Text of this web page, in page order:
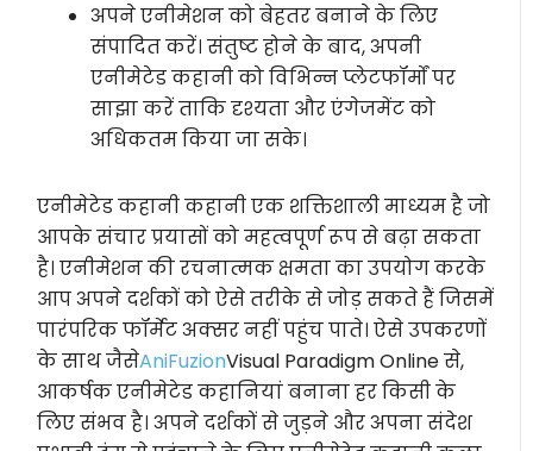
अपने एनीमेशन को बेहतर बनाने के लिए
संपादित करें। संतुष्ट होने के बाद, अपनी
एनीमेटेड कहानी को विभिन्न प्लेटफॉर्मों पर
साझा करें ताकि दृश्यता और एंगेजमेंट को
अधिकतम किया जा सके।
एनीमेटेड कहानी कहानी एक शक्तिशाली माध्यम है जो
आपके संचार प्रयासों को महत्वपूर्ण रूप से बढ़ा सकता
है। एनीमेशन की रचनात्मक क्षमता का उपयोग करके
आप अपने दर्शकों को ऐसे तरीके से जोड़ सकते हैं जिसमें
पारंपरिक फॉर्मेट अक्सर नहीं पहुंच पाते। ऐसे उपकरणों
के साथ जैसेAniFuzionVisual Paradigm Online से,
आकर्षक एनीमेटेड कहानियां बनाना हर किसी के
लिए संभव है। अपने दर्शकों से जुड़ने और अपना संदेश